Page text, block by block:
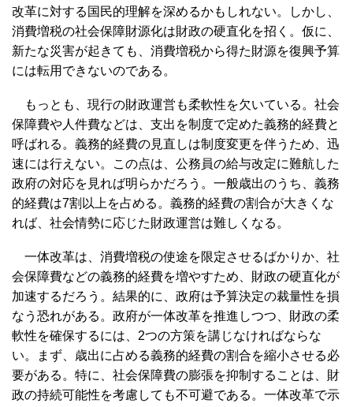
改革に対する国民的理解を深めるかもしれない。しかし、
消費増税の社会保障財源化は財政の硬直化を招く。仮に、
新たな災害が起きても、消費増税から得た財源を復興予算
には転用できないのである。
もっとも、現行の財政運営も柔軟性を欠いている。社会
保障費や人件費などは、支出を制度で定めた義務的経費と
呼ばれる。義務的経費の見直しは制度変更を伴うため、迅
速には行えない。この点は、公務員の給与改定に難航した
政府の対応を見れば明らかだろう。一般歳出のうち、義務
的経費は7割以上を占める。義務的経費の割合が大きくな
れば、社会情勢に応じた財政運営は難しくなる。
一体改革は、消費増税の使途を限定させるばかりか、社
会保障費などの義務的経費を増やすため、財政の硬直化が
加速するだろう。結果的に、政府は予算決定の裁量性を損
なう恐れがある。政府が一体改革を推進しつつ、財政の柔
軟性を確保するには、2つの方策を講じなければならな
い。まず、歳出に占める義務的経費の割合を縮小させる必
要がある。特に、社会保障費の膨張を抑制することは、財
政の持続可能性を考慮しても不可避である。一体改革で示